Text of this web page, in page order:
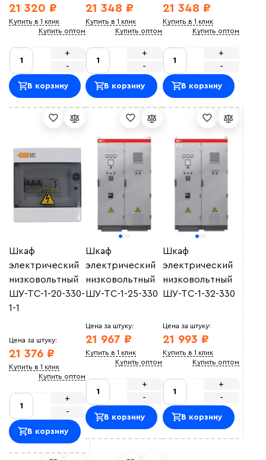
21 320 ₽
Купить в 1 клик
Купить оптом
-
+
В корзину
21 348 ₽
Купить в 1 клик
Купить оптом
-
+
В корзину
21 348 ₽
Купить в 1 клик
Купить оптом
-
+
В корзину
Шкаф
электрический
низковольтный
ШУ-ТС-1-20-330-
1-1
Цена за штуку:
21 376 ₽
Купить в 1 клик
Купить оптом
-
+
В корзину
Шкаф
электрический
низковольтный
ШУ-ТС-1-25-330
Цена за штуку:
21 967 ₽
Купить в 1 клик
Купить оптом
-
+
В корзину
Шкаф
электрический
низковольтный
ШУ-ТС-1-32-330
Цена за штуку:
21 993 ₽
Купить в 1 клик
Купить оптом
-
+
В корзину